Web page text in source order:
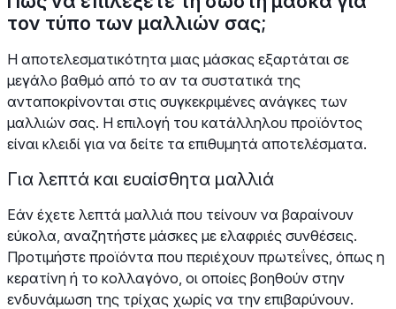
τον τύπο των μαλλιών σας;
Η αποτελεσματικότητα μιας μάσκας εξαρτάται σε
μεγάλο βαθμό από το αν τα συστατικά της
ανταποκρίνονται στις συγκεκριμένες ανάγκες των
μαλλιών σας. Η επιλογή του κατάλληλου προϊόντος
είναι κλειδί για να δείτε τα επιθυμητά αποτελέσματα.
Για λεπτά και ευαίσθητα μαλλιά
Εάν έχετε λεπτά μαλλιά που τείνουν να βαραίνουν
εύκολα, αναζητήστε μάσκες με ελαφριές συνθέσεις.
Προτιμήστε προϊόντα που περιέχουν πρωτεΐνες, όπως η
κερατίνη ή το κολλαγόνο, οι οποίες βοηθούν στην
ενδυνάμωση της τρίχας χωρίς να την επιβαρύνουν.